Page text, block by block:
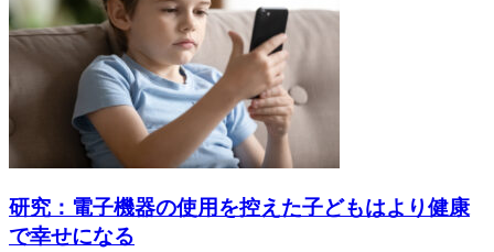
研究：電子機器の使用を控えた子どもはより健康
で幸せになる